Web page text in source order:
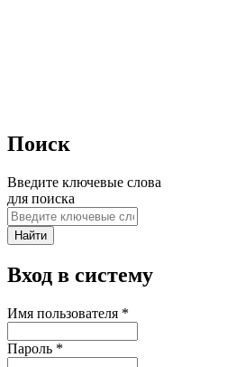
Поиск
Введите ключевые слова
для поиска
Вход в систему
Имя пользователя *
Пароль *